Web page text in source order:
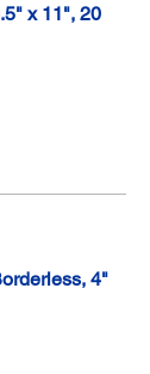
x 11", 20
4"